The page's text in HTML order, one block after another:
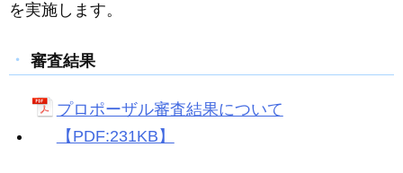
を実施します。
審査結果
プロポーザル審査結果について
【PDF:231KB】